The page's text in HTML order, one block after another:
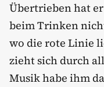
Übertrieben hat
beim Trinken
wo die rote Linie
zieht sich durch
Musik habe ihm